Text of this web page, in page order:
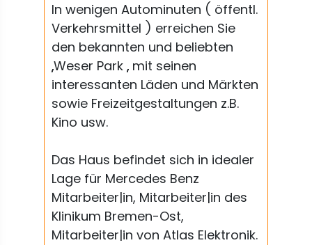
In wenigen Autominuten ( öffentl.
Verkehrsmittel ) erreichen Sie
den bekannten und beliebten
„Weser Park „ mit seinen
interessanten Läden und Märkten
sowie Freizeitgestaltungen z.B.
Kino usw.
Das Haus befindet sich in idealer
Lage für Mercedes Benz
Mitarbeiter|in, Mitarbeiter|in des
Klinikum Bremen-Ost,
Mitarbeiter|in von Atlas Elektronik.